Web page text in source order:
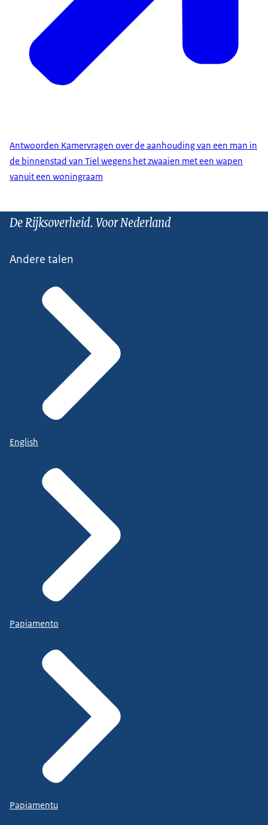
Antwoorden Kamervragen over de aanhouding van een man in
de binnenstad van Tiel wegens het zwaaien met een wapen
vanuit een woningraam
De Rijksoverheid. Voor Nederland
Andere talen
English
Papiamento
Papiamentu